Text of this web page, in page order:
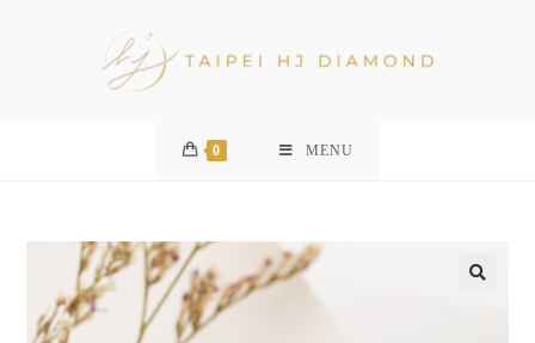
0 MENU